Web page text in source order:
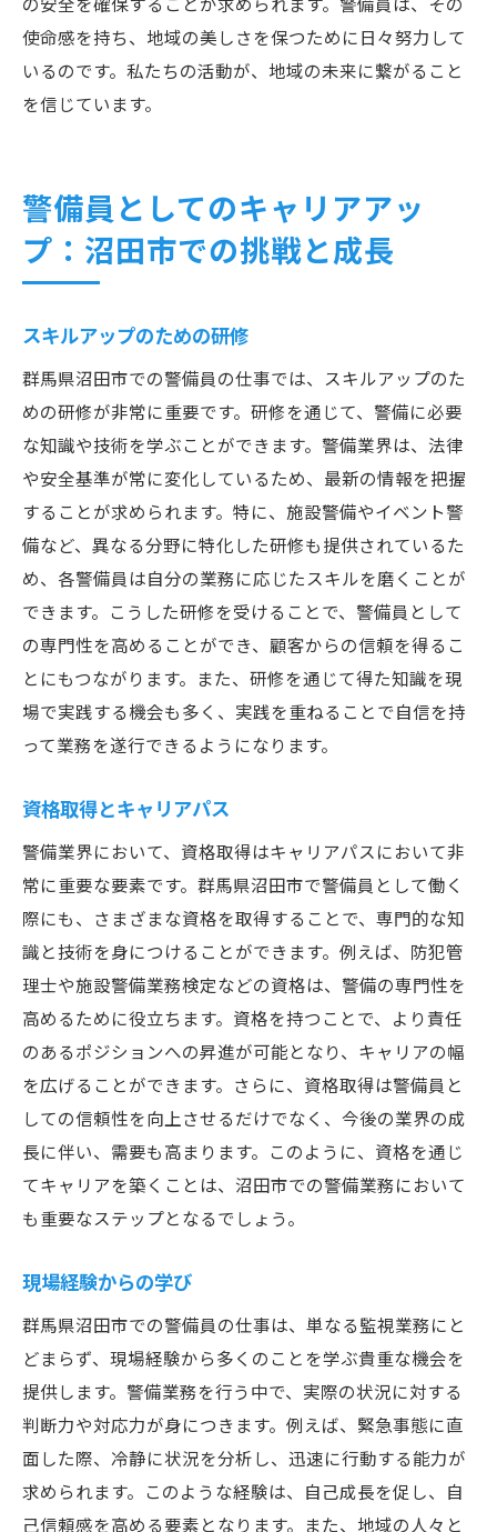
使命感を持ち、地域の美しさを保つために日々努力して
いるのです。私たちの活動が、地域の未来に繋がること
を信じています。
警備員としてのキャリアアッ
プ：沼田市での挑戦と成長
スキルアップのための研修
群馬県沼田市での警備員の仕事では、スキルアップのた
めの研修が非常に重要です。研修を通じて、警備に必要
な知識や技術を学ぶことができます。警備業界は、法律
や安全基準が常に変化しているため、最新の情報を把握
することが求められます。特に、施設警備やイベント警
備など、異なる分野に特化した研修も提供されているた
め、各警備員は自分の業務に応じたスキルを磨くことが
できます。こうした研修を受けることで、警備員として
の専門性を高めることができ、顧客からの信頼を得るこ
とにもつながります。また、研修を通じて得た知識を現
場で実践する機会も多く、実践を重ねることで自信を持
って業務を遂行できるようになります。
資格取得とキャリアパス
警備業界において、資格取得はキャリアパスにおいて非
常に重要な要素です。群馬県沼田市で警備員として働く
際にも、さまざまな資格を取得することで、専門的な知
識と技術を身につけることができます。例えば、防犯管
理士や施設警備業務検定などの資格は、警備の専門性を
高めるために役立ちます。資格を持つことで、より責任
のあるポジションへの昇進が可能となり、キャリアの幅
を広げることができます。さらに、資格取得は警備員と
しての信頼性を向上させるだけでなく、今後の業界の成
長に伴い、需要も高まります。このように、資格を通じ
てキャリアを築くことは、沼田市での警備業務において
も重要なステップとなるでしょう。
現場経験からの学び
群馬県沼田市での警備員の仕事は、単なる監視業務にと
どまらず、現場経験から多くのことを学ぶ貴重な機会を
提供します。警備業務を行う中で、実際の状況に対する
判断力や対応力が身につきます。例えば、緊急事態に直
面した際、冷静に状況を分析し、迅速に行動する能力が
求められます。このような経験は、自己成長を促し、自
己信頼感を高める要素となります。また、地域の人々と